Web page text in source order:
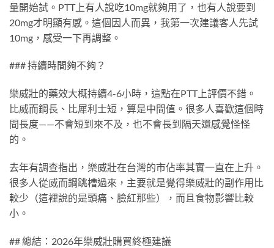
量開始試。PTT上有人說吃10mg就夠用了，也有人說要到
20mg才明顯有感。這個因人而異，我第一次建議客人先試
10mg，感受一下再調整。
### 持續時間夠不夠？
樂威壯的藥效大概持續4-6小時，這點在PTT上評價不錯。
比威而鋼長、比犀利士短，算是中間值。很多人喜歡這個時
間長度——不會短到來不及，也不會長到隔天還感覺怪怪
的。
去年有調查指出，樂威壯在台灣的市佔率其實一直在上升。
很多人從威而鋼跳槽過來，主要就是覺得樂威壯的副作用比
較少（這裡說的是頭痛、臉紅那些），而且食物影響比較
小。
## 總結：2026年樂威壯購買終極建議